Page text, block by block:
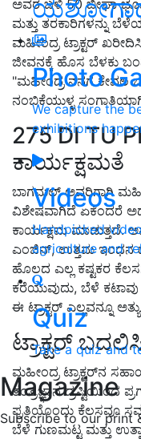
Photo
We capture the
exhibitions
Videos
Handpicked
agriculture and
Quiz
Take a quiz and
Magazine
Subscribe to our print
ಅವರ ಬಳಿ 50 ಬೀಘಾ
ಮತ್ತು ತರಕಾರಿಗಳನ್ನು
ಮಹೀಂದ್ರ ಟ್ರಾಕ್ಟರ್
ಜೀವನಕ್ಕೆ ಹೊಸ ಬೆಳಕು
"ಮಹೀಂದ್ರ ನನಗೆ ಕೇವಲ
ನಂಬಿಕೆಯುಳ್ಳ
275 DI TU
ಕಾರ್ಯಕ್ಷಮತೆ
ಬಾಗಮಲ್ ಅವರಿಗಾಗಿ
ವಿಶೇಷವಾಗಿದೆ ಏಕೆಂದರೆ
ಕಾರ್ಯಕ್ಷಮ ಮಾಡುತ್ತದೆ.
ಎಂಜಿನ್, ಉತ್ತಮ ಇಂಧನ
ಹೊಲದ ಎಲ್ಲ ಕಷ್ಟಕರ
ಕರೆಯುವುದು, ಬೆಳೆ
ಈ ಟ್ರಾಕ್ಟರ್ ಎಲ್ಲವನ್ನೂ
ಟ್ರಾಕ್ಟರ್
ಮಹೀಂದ್ರ ಟ್ರಾಕ್ಟರ್‌ನ
ತಂತ್ರಜ್ಞಾನ ದ್ರಷ್ಟಿಯಿಂದ
ಪ್ರತಿಯೊಂದು ಕೆಲಸವೂ
ಬೆಳೆ ಗುಣಮಟ್ಟ ಮತ್ತು